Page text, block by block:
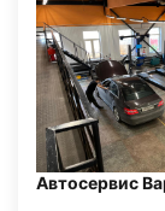
Автосервис